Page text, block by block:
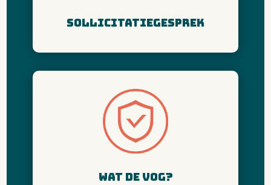
Sollicitatiegesprek
Wat de vog?